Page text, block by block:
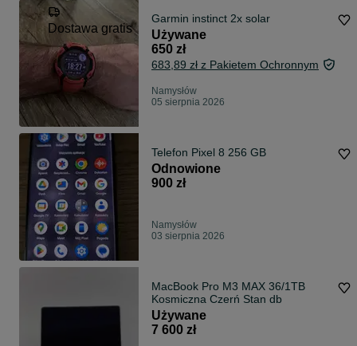
Dostawa gratis
Garmin instinct 2x solar
Używane
650 zł
683,89 zł z Pakietem Ochronnym
Namysłów
05 sierpnia 2026
Telefon Pixel 8 256 GB
Odnowione
900 zł
Namysłów
03 sierpnia 2026
MacBook Pro M3 MAX 36/1TB
Kosmiczna Czerń Stan db
Używane
7 600 zł